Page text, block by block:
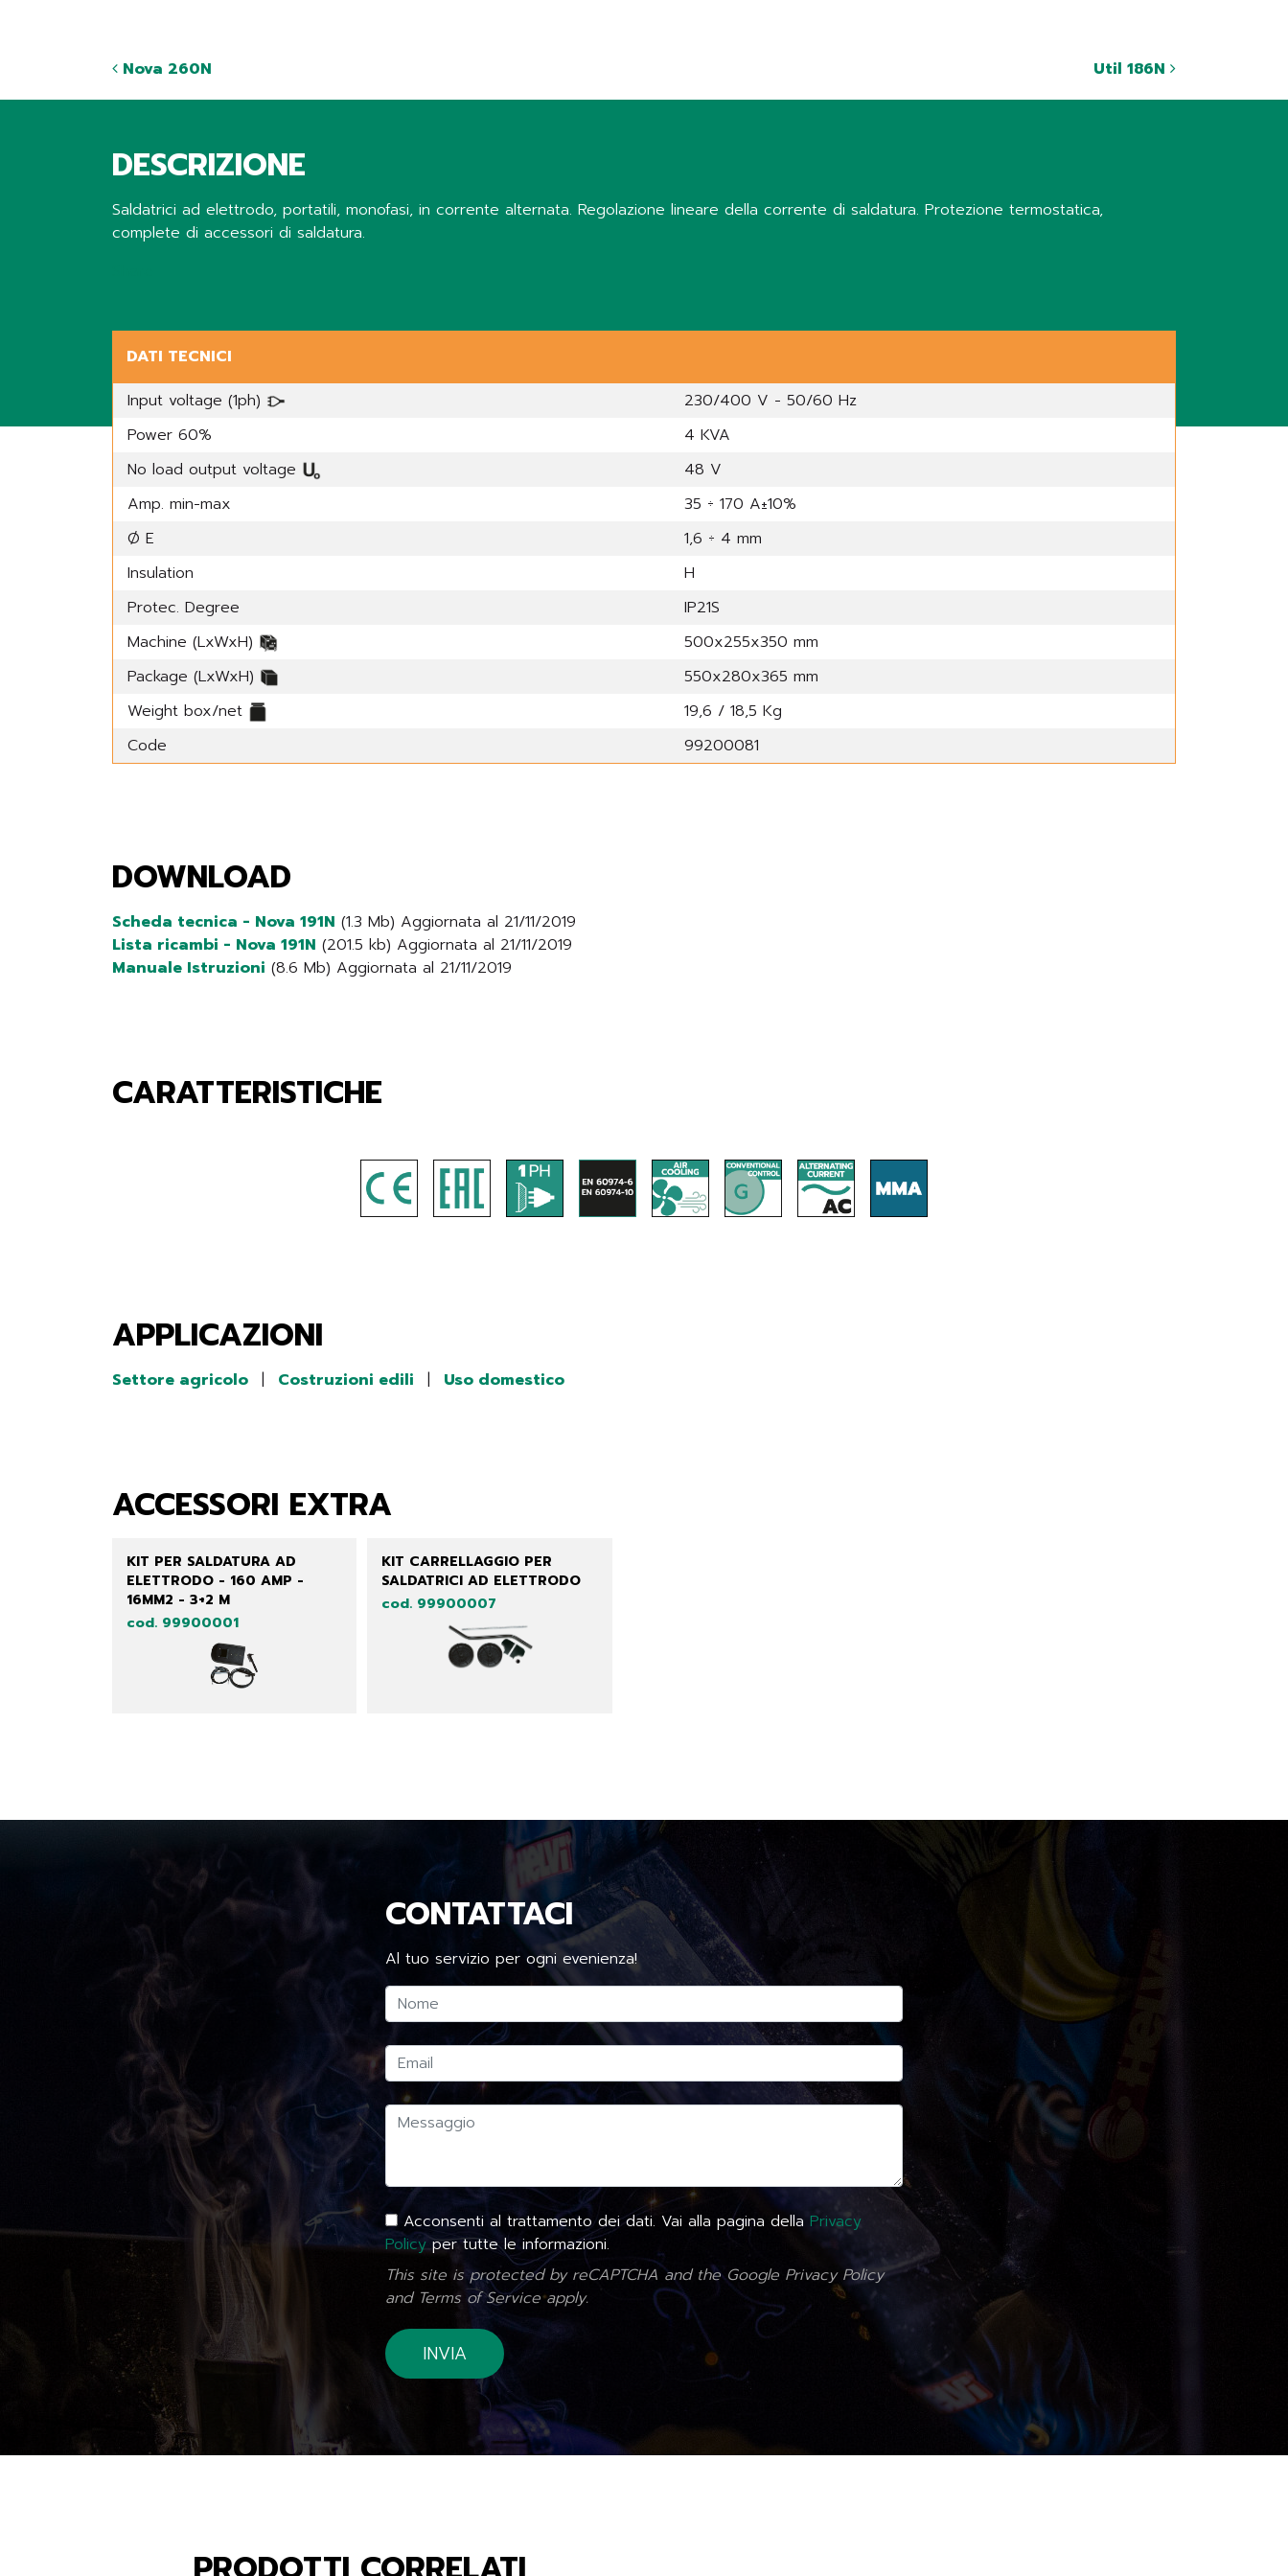
Nova 260N Util 186N
DESCRIZIONE
Saldatrici ad elettrodo, portatili, monofasi, in corrente alternata. Regolazione lineare della corrente di saldatura. Protezione termostatica,
complete di accessori di saldatura.
DATI TECNICI
Input voltage (1ph)
230/400 V - 50/60 Hz
Power 60%
4 KVA
No load output voltage
48 V
Amp. min-max
35 ÷ 170 A±10%
Ø E
1,6 ÷ 4 mm
Insulation
H
Protec. Degree
IP21S
Machine (LxWxH)
500x255x350 mm
Package (LxWxH)
550x280x365 mm
Weight box/net
19,6 / 18,5 Kg
Code
99200081
DOWNLOAD
Scheda tecnica - Nova 191N (1.3 Mb) Aggiornata al 21/11/2019
Lista ricambi - Nova 191N (201.5 kb) Aggiornata al 21/11/2019
Manuale Istruzioni (8.6 Mb) Aggiornata al 21/11/2019
CARATTERISTICHE
APPLICAZIONI
Settore agricolo | Costruzioni edili | Uso domestico
ACCESSORI EXTRA
KIT PER SALDATURA AD
ELETTRODO - 160 AMP -
16MM2 - 3+2 M
cod. 99900001
KIT CARRELLAGGIO PER
SALDATRICI AD ELETTRODO
cod. 99900007
CONTATTACI
Al tuo servizio per ogni evenienza!
Acconsenti al trattamento dei dati. Vai alla pagina della Privacy
Policyper tutte le informazioni.
This site is protected by reCAPTCHA and the Google Privacy Policy
and Terms of Serviceapply.